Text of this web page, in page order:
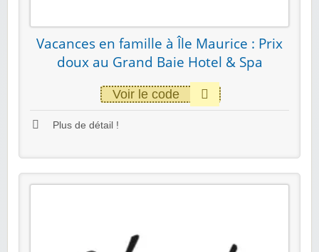
Vacances en famille à Île Maurice : Prix
doux au Grand Baie Hotel & Spa
Voir le code
Plus de détail !